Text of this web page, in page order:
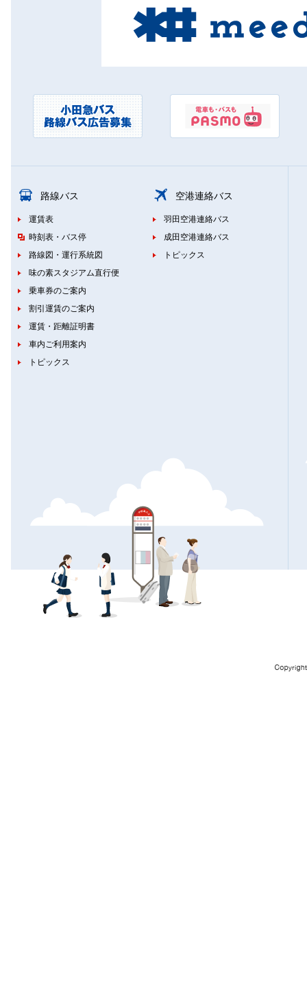
路線バス
運賃表
時刻表・バス停
路線図・運行系統図
味の素スタジアム直行便
乗車券のご案内
割引運賃のご案内
運賃・距離証明書
車内ご利用案内
トピックス
空港連絡バス
羽田空港連絡バス
成田空港連絡バス
トピックス